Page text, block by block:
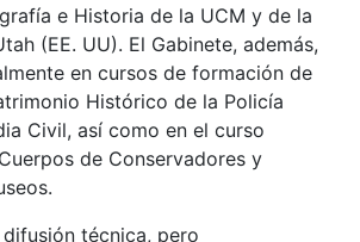
e Historia de la UCM y de la
(EE. UU). El Gabinete, además,
en cursos de formación de
Histórico de la Policía
Civil, así como en el curso
de Conservadores y
técnica, pero